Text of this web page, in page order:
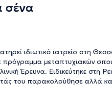
σένα
ιδιωτικό ιατρείο στη
μεταπτυχιακών
Έρευνα. Ειδικεύτηκε στη
του παρακολούθησε αλλά